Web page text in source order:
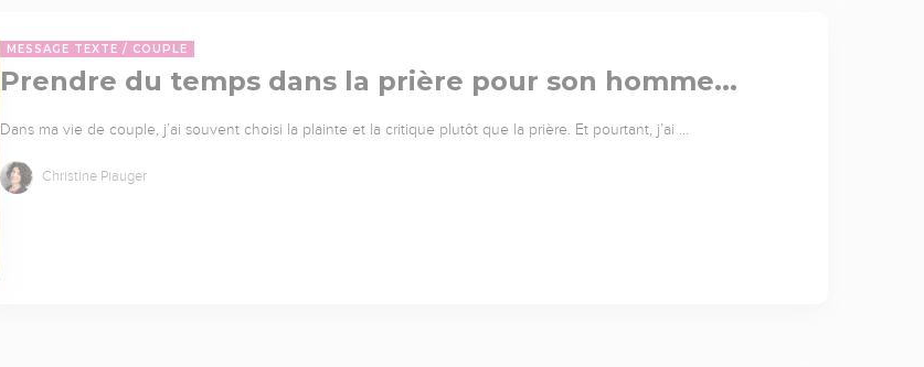
MESSAGE TEXTE COUPLE
Prendre du temps dans la prière pour son homme...
Dans ma vie de couple, j’ai souvent choisi la plainte et la critique plutôt que la prière. Et pourtant, j’ai …
Christine Piauger